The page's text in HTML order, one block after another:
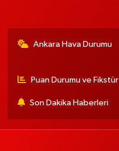
Ankara Hava Durumu
Puan Durumu ve Fikstür
Son Dakika Haberleri